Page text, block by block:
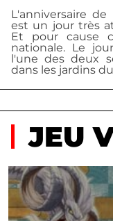
L'anniversaire
est un jour très
Et pour cause
nationale. Le
l'une des deux
dans les jardins
JEU